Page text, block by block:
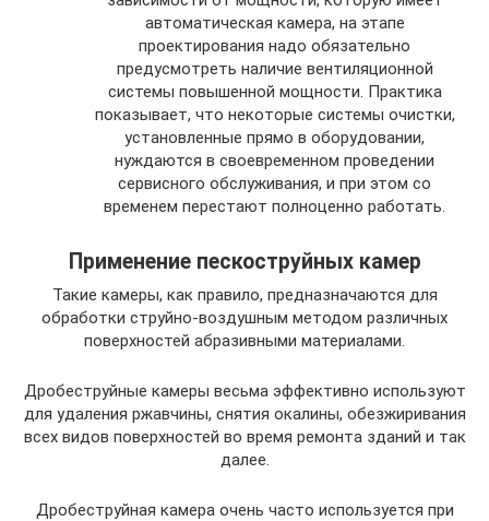
автоматическая камера, на этапе
проектирования надо обязательно
предусмотреть наличие вентиляционной
системы повышенной мощности. Практика
показывает, что некоторые системы очистки,
установленные прямо в оборудовании,
нуждаются в своевременном проведении
сервисного обслуживания, и при этом со
временем перестают полноценно работать.
Применение пескоструйных камер
Такие камеры, как правило, предназначаются для
обработки струйно-воздушным методом различных
поверхностей абразивными материалами.
Дробеструйные камеры весьма эффективно используют
для удаления ржавчины, снятия окалины, обезжиривания
всех видов поверхностей во время ремонта зданий и так
далее.
Дробеструйная камера очень часто используется при